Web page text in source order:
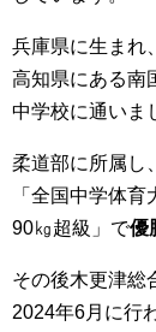
兵庫県に生まれ
高知県にある南
中学校に通いま
柔道部に所属し
「全国中学体育
90㎏超級」で優
その後木更津総
2024年6月に行